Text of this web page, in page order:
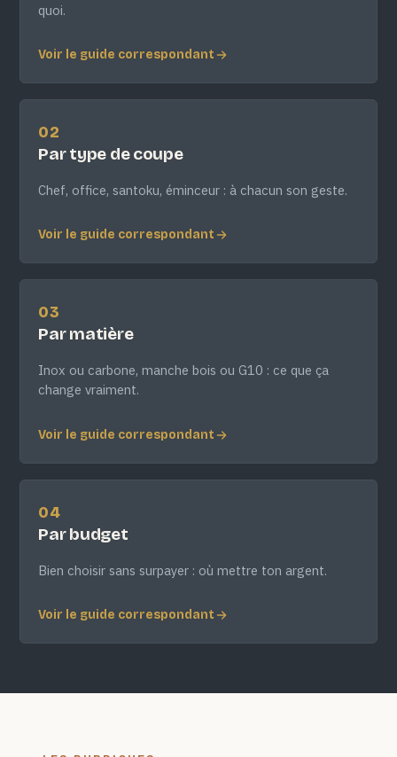
quoi.
Voir le guide correspondant
02
Par type de coupe
Chef, office, santoku, éminceur : à chacun son geste.
Voir le guide correspondant
03
Par matière
Inox ou carbone, manche bois ou G10 : ce que ça
change vraiment.
Voir le guide correspondant
04
Par budget
Bien choisir sans surpayer : où mettre ton argent.
Voir le guide correspondant